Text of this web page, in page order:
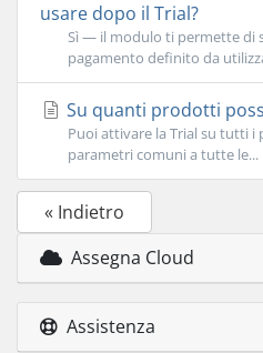
usare dopo il Trial?
Sì — il modulo ti permette di
pagamento definito da
Su quanti prodotti
Puoi attivare la Trial su tutti i
parametri comuni a tutte le...
« Indietro
Assegna Cloud
Assistenza